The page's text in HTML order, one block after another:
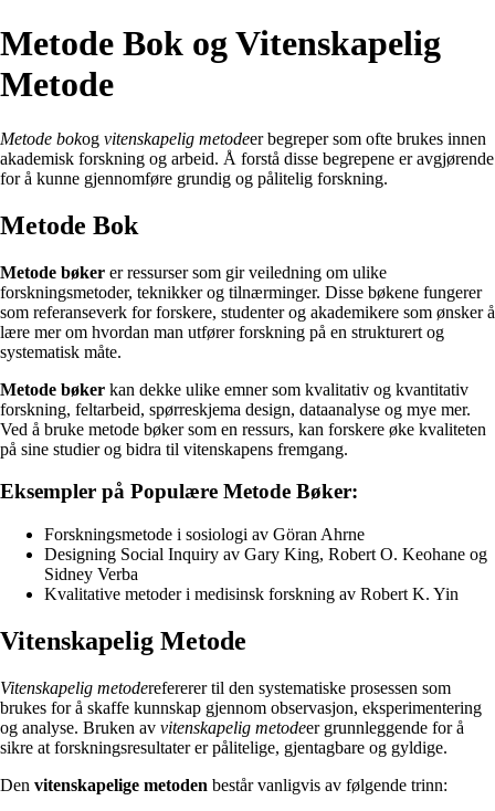
Metode Bok og Vitenskapelig
Metode
Metode bokog vitenskapelig metodeer begreper som ofte brukes innen
akademisk forskning og arbeid. Å forstå disse begrepene er avgjørende
for å kunne gjennomføre grundig og pålitelig forskning.
Metode Bok
Metode bøker er ressurser som gir veiledning om ulike
forskningsmetoder, teknikker og tilnærminger. Disse bøkene fungerer
som referanseverk for forskere, studenter og akademikere som ønsker å
lære mer om hvordan man utfører forskning på en strukturert og
systematisk måte.
Metode bøker kan dekke ulike emner som kvalitativ og kvantitativ
forskning, feltarbeid, spørreskjema design, dataanalyse og mye mer.
Ved å bruke metode bøker som en ressurs, kan forskere øke kvaliteten
på sine studier og bidra til vitenskapens fremgang.
Eksempler på Populære Metode Bøker:
Forskningsmetode i sosiologi av Göran Ahrne
Designing Social Inquiry av Gary King, Robert O. Keohane og
Sidney Verba
Kvalitative metoder i medisinsk forskning av Robert K. Yin
Vitenskapelig Metode
Vitenskapelig metoderefererer til den systematiske prosessen som
brukes for å skaffe kunnskap gjennom observasjon, eksperimentering
og analyse. Bruken av vitenskapelig metodeer grunnleggende for å
sikre at forskningsresultater er pålitelige, gjentagbare og gyldige.
Den vitenskapelige metoden består vanligvis av følgende trinn: